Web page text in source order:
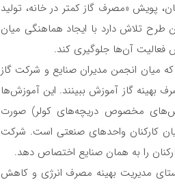
پویش «مصرف گاز کمتر در خانه، تولید
طرح تلاش دارد با ایجاد هماهنگی میان
فعالیت آن‌ها جلوگیری کند.
میان انجمن مدیران صنایع و شرکت گاز
زمینه مصرف بهینه گاز آموزش ببینند. این آموزش‌ها
مخصوص دریچه‌های کولر) صورت
مصرف گاز خانگی در میان کارکنان واحدهای صنعتی است. شرکت
را به‌ همان صنایع اختصاص دهد.
مدیریت بهینه مصرف انرژی و کاهش